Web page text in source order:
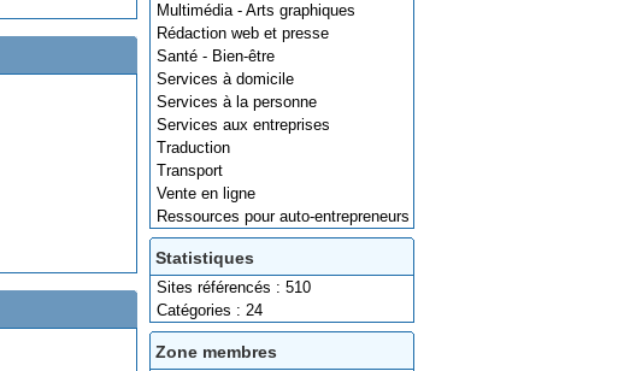
Multimédia - Arts graphiques
Rédaction web et presse
Santé - Bien-être
Services à domicile
Services à la personne
Services aux entreprises
Traduction
Transport
Vente en ligne
Ressources pour auto-entrepreneurs
Statistiques
Sites référencés : 510
Catégories : 24
Zone membres